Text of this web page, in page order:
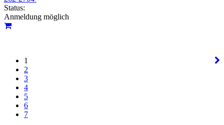
Status:
Anmeldung möglich
1
2
3
4
5
6
7